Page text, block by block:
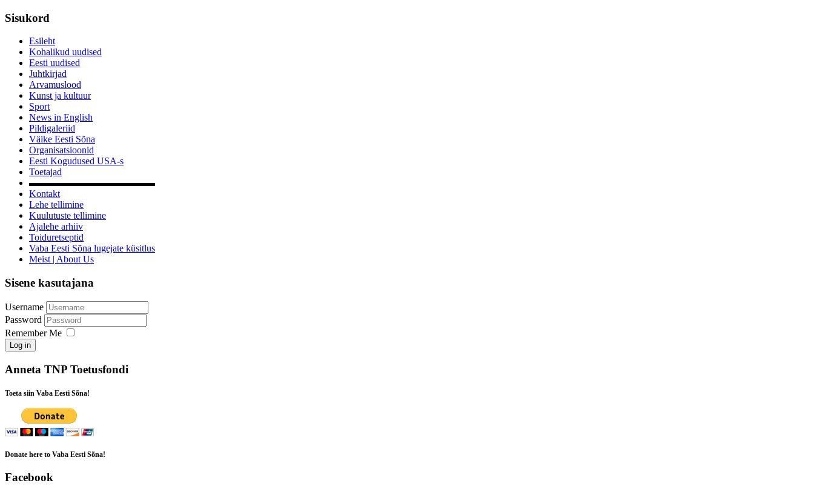
Sisukord
Esileht
Kohalikud uudised
Eesti uudised
Juhtkirjad
Arvamuslood
Kunst ja kultuur
Sport
News in English
Pildigaleriid
Väike Eesti Sõna
Organisatsioonid
Eesti Kogudused USA-s
Toetajad
▬▬▬▬▬▬▬▬▬▬▬▬▬
Kontakt
Lehe tellimine
Kuulutuste tellimine
Ajalehe arhiiv
Toiduretseptid
Vaba Eesti Sõna lugejate küsitlus
Meist | About Us
Sisene kasutajana
Username
Password
Remember Me
Log in
Anneta TNP Toetusfondi
Toeta siin Vaba Eesti Sõna!
Donate here to Vaba Eesti Sõna!
Facebook